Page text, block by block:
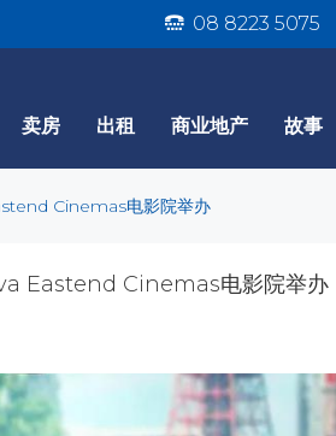
08 8223 5075
卖房 出租 商业地产 故事
Cinemas电影院举办
Eastend Cinemas电影院举办